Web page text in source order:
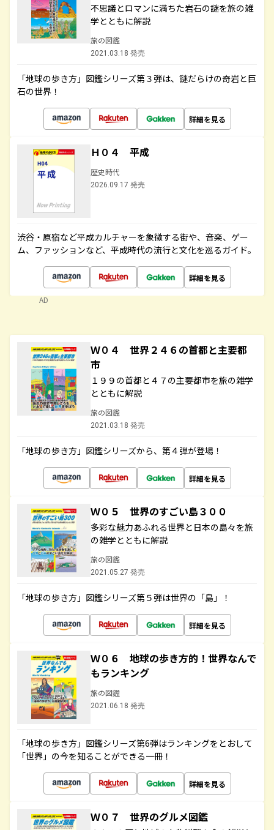
不思議とロマンに満ちた岩石の謎を旅の雑
学とともに解説
旅の図鑑
2021.03.18 発売
「地球の歩き方」図鑑シリーズ第３弾は、謎だらけの奇岩と巨
石の世界！
詳細を見る
Ｈ０４ 平成
歴史時代
2026.09.17 発売
渋谷・原宿など平成カルチャーを象徴する街や、音楽、ゲー
ム、ファッションなど、平成時代の流行と文化を巡るガイド。
詳細を見る
AD
Ｗ０４ 世界２４６の首都と主要都
市
１９９の首都と４７の主要都市を旅の雑学
とともに解説
旅の図鑑
2021.03.18 発売
「地球の歩き方」図鑑シリーズから、第４弾が登場！
詳細を見る
Ｗ０５ 世界のすごい島３００
多彩な魅力あふれる世界と日本の島々を旅
の雑学とともに解説
旅の図鑑
2021.05.27 発売
「地球の歩き方」図鑑シリーズ第５弾は世界の「島」！
詳細を見る
Ｗ０６ 地球の歩き方的！世界なんで
もランキング
旅の図鑑
2021.06.18 発売
「地球の歩き方」図鑑シリーズ第6弾はランキングをとおして
「世界」の今を知ることができる一冊！
詳細を見る
Ｗ０７ 世界のグルメ図鑑